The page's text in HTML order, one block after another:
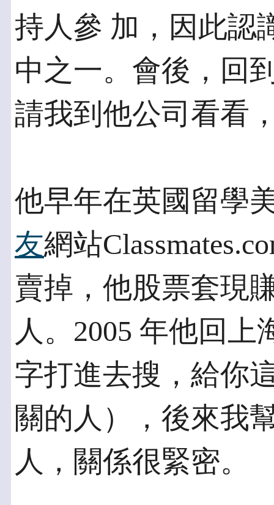
持人參 加，因此認
中之一。會後，回
請我到他公司看看
他早年在英國留學
友網站
賣掉，他股票套現
人。2005 年他回
字打進去搜，給你
關的人），後來我
人，關係很緊密。